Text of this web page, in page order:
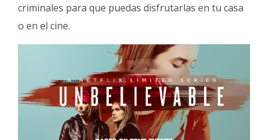
criminales para que puedas disfrutarlas en tu casa
o en el cine.